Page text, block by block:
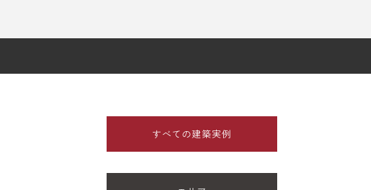
すべての建築実例